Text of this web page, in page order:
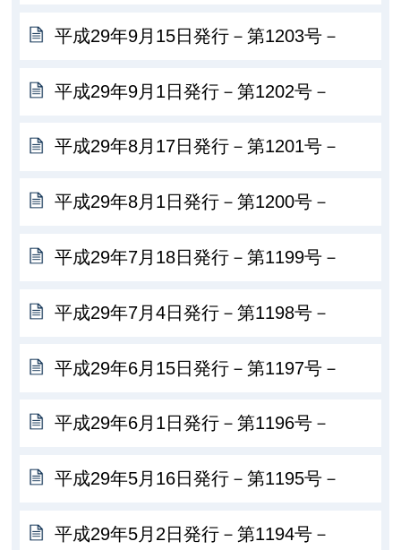
平成29年9月15日発行－第1203号－
平成29年9月1日発行－第1202号－
平成29年8月17日発行－第1201号－
平成29年8月1日発行－第1200号－
平成29年7月18日発行－第1199号－
平成29年7月4日発行－第1198号－
平成29年6月15日発行－第1197号－
平成29年6月1日発行－第1196号－
平成29年5月16日発行－第1195号－
平成29年5月2日発行－第1194号－